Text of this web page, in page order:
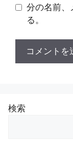
分の名前、
る。
検索